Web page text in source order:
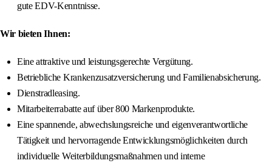
gute EDV-Kenntnisse.
Wir bieten Ihnen:
Eine attraktive und leistungsgerechte Vergütung.
Betriebliche Krankenzusatzversicherung und Familienabsicherung.
Dienstradleasing.
Mitarbeiterrabatte auf über 800 Markenprodukte.
Eine spannende, abwechslungsreiche und eigenverantwortliche
Tätigkeit und hervorragende Entwicklungsmöglichkeiten durch
individuelle Weiterbildungsmaßnahmen und interne